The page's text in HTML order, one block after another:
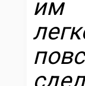
им